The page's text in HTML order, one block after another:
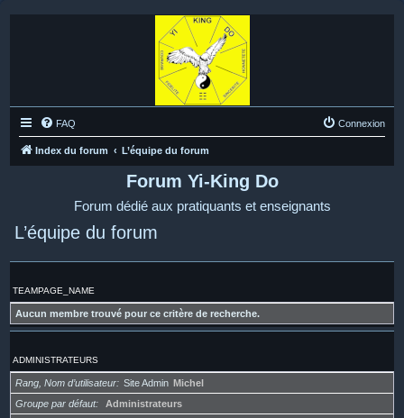
FAQ Connexion
Index du forum L’équipe du forum
Forum Yi-King Do
Forum dédié aux pratiquants et enseignants
L’équipe du forum
TEAMPAGE_NAME
Aucun membre trouvé pour ce critère de recherche.
ADMINISTRATEURS
Rang, Nom d’utilisateur Site Admin Michel
Groupe par défaut
Administrateurs